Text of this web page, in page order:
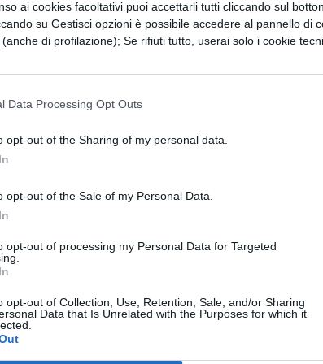
ai cookies facoltativi puoi accettarli tutti cliccando sul
su Gestisci opzioni è possibile accedere al pannello di
di profilazione); Se rifiuti tutto, userai solo i cookie
Data Processing Opt Outs
opt-out of the Sharing of my personal data.
opt-out of the Sale of my Personal Data.
opt-out of processing my Personal Data for Targeted
opt-out of Collection, Use, Retention, Sale, and/or Sharing
Data that Is Unrelated with the Purposes for which it
come Scienza nuova prima (1725) . Una
la cosiddetta Scienza nuova seconda ,
ben quattro serie di Correzioni ,
delle quali fu composta la Scienza
, sei mesi dopo la morte del suo autore .
nuova non ha conseguito una
stile di Vico , del resto , è complesso
omogenea la composizione dell’
cui è stata sottoposta . Giova invece il
essa , un elenco di Degnità o assiomi – il
degna di essere conosciuta , vuol essere la
, che appunto deriva da axiòs : degno –
dalla trattazione successiva . L’
le influenze che gli autori da lui letti –